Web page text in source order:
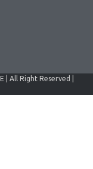
All Right Reserved |